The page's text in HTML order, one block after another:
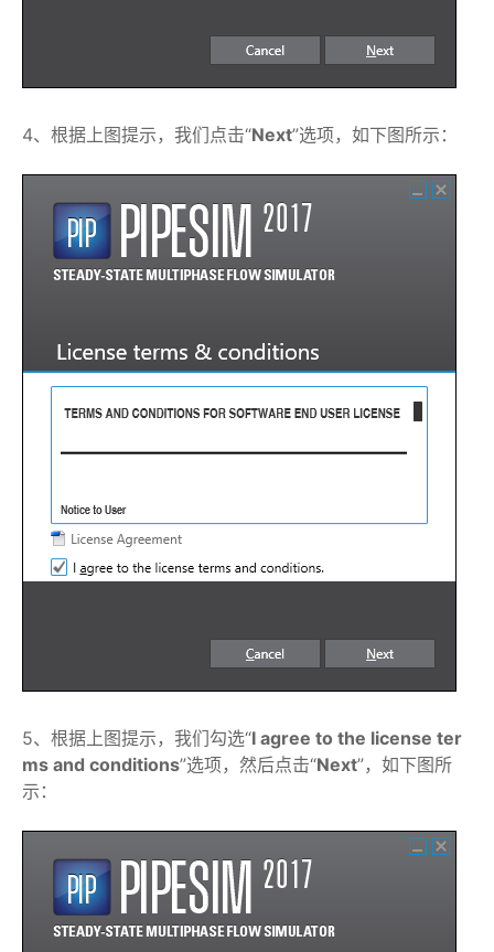
4、根据上图提示，我们点击“Next”选项，如下图所示：
5、根据上图提示，我们勾选“I agree to the license ter
ms and conditions”选项，然后点击“Next”，如下图所
示：